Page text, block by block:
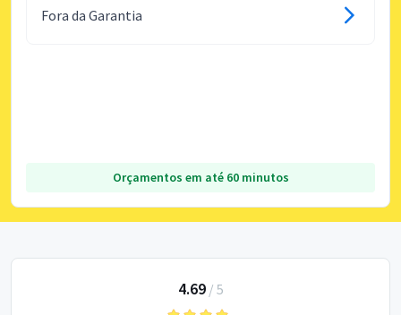
Fora da Garantia
Orçamentos em até 60 minutos
4.69/ 5